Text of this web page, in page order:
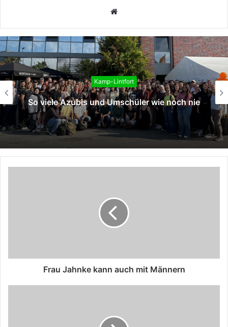
Webseite
Kamp-Lintfort
So viele Azubis und Umschüler wie noch nie
Frau Jahnke kann auch mit Männern